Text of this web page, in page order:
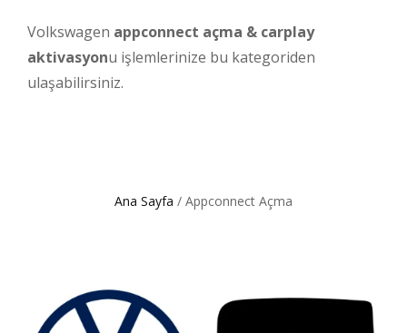
Volkswagen appconnect açma & carplay
aktivasyonu işlemlerinize bu kategoriden
ulaşabilirsiniz.
Ana Sayfa / Appconnect Açma